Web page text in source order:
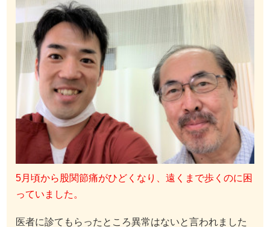
5月頃から股関節痛がひどくなり、遠くまで歩くのに困
っていました。
医者に診てもらったところ異常はないと言われました